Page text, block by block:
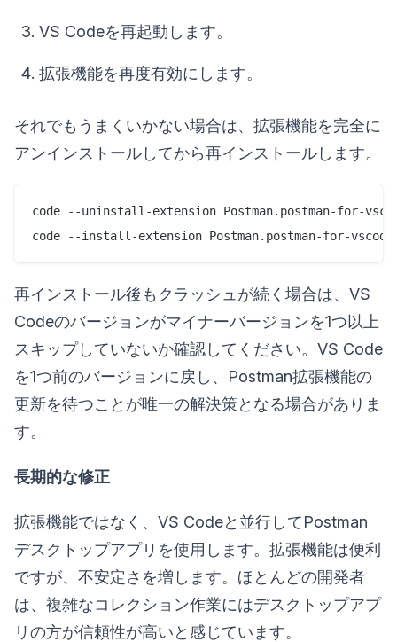
VS Codeを再起動します。
拡張機能を再度有効にします。
それでもうまくいかない場合は、拡張機能を完全に
アンインストールしてから再インストールします。
code --uninstall-extension Postman.postman-for-
再インストール後もクラッシュが続く場合は、VS
Codeのバージョンがマイナーバージョンを1つ以上
スキップしていないか確認してください。VS Code
を1つ前のバージョンに戻し、Postman拡張機能の
更新を待つことが唯一の解決策となる場合がありま
す。
長期的な修正
拡張機能ではなく、VS Codeと並行してPostman
デスクトップアプリを使用します。拡張機能は便利
ですが、不安定さを増します。ほとんどの開発者
は、複雑なコレクション作業にはデスクトップアプ
リの方が信頼性が高いと感じています。